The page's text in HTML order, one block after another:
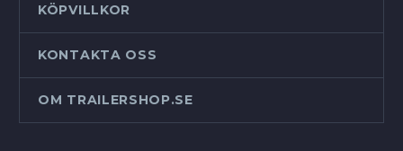
KÖPVILLKOR
KONTAKTA OSS
OM TRAILERSHOP.SE